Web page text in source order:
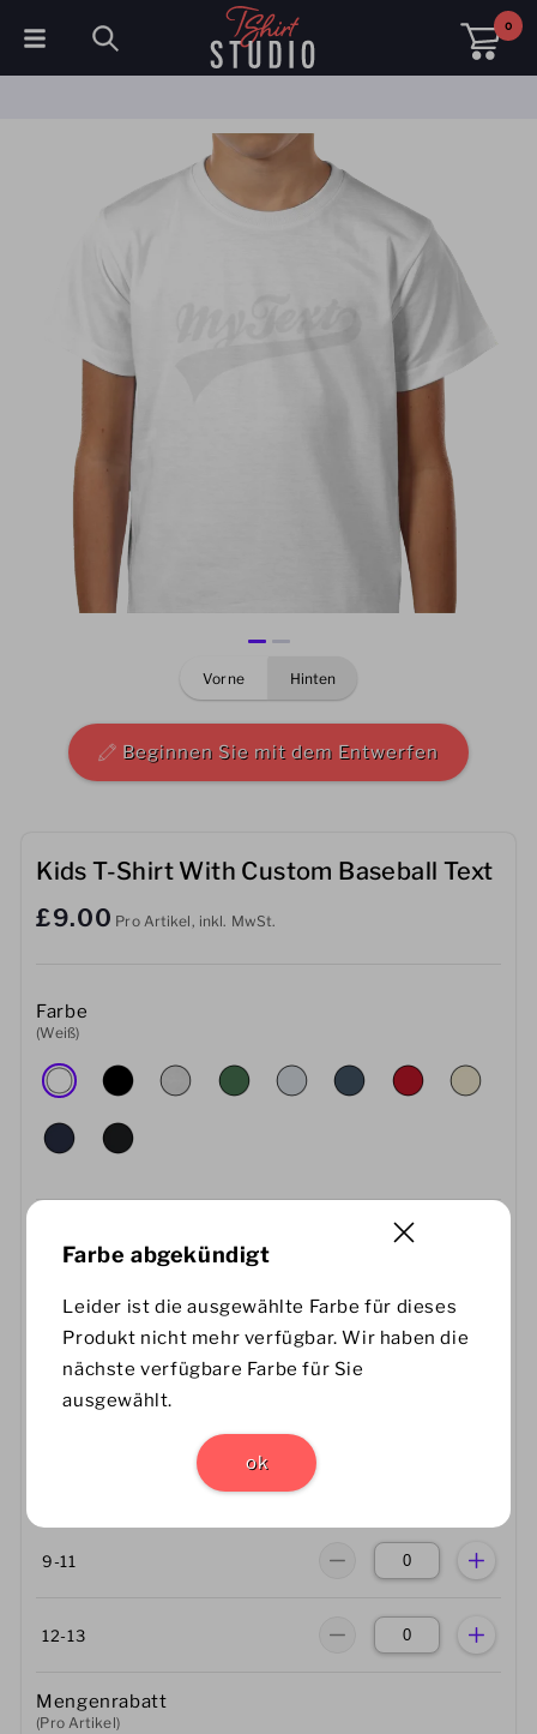
0
Sportbekleidung
Arbeitskleidung
Fleece & Jacken
Warnschutzkleidung
Herren
Baby
Tassen
Handtücher
Sport-Accessoires
vorne hinten
Beginnen Sie mit dem Entwerfen
Kids T-Shirt With Custom Baseball Text
£9.00 Pro Artikel, inkl. MwSt.
Farbe
(Weiß)
Größe
3-4
5-6
9-11
12-13
Mengenrabatt
(Pro Artikel)
Farbe abgekündigt
Leider ist die ausgewählte Farbe für dieses
Produkt nicht mehr verfügbar. Wir haben die
nächste verfügbare Farbe für Sie
ausgewählt.
ok